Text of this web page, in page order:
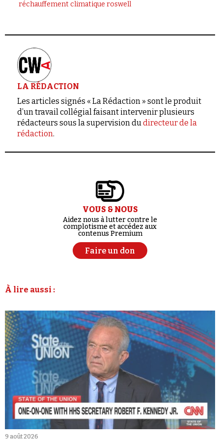
réchauffement climatique roswell
LA RÉDACTION
Les articles signés « La Rédaction » sont le produit
d’un travail collégial faisant intervenir plusieurs
rédacteurs sous la supervision dudirecteur de la
rédaction.
VOUS & NOUS
Aidez nous à lutter contre le
complotisme et accédez aux
contenus Premium
Faire un don
À lire aussi :
9 août 2026